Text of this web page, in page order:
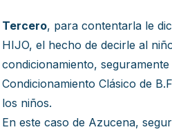
Tercero, para contentarla le
HIJO, el hecho de decirle al
condicionamiento,
Condicionamiento Clásico de
los niños.
En este caso de Azucena,